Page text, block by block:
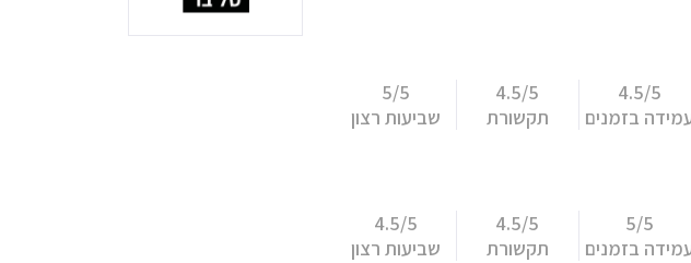
4.5/5
בזמנים
4.5/5
תקשורת
5/5
שביעות רצון
5/5
בזמנים
4.5/5
תקשורת
4.5/5
שביעות רצון